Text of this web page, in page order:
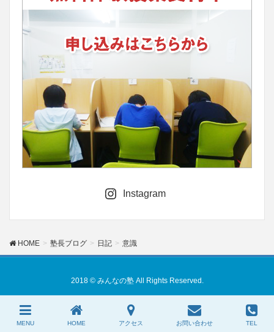
Instagram
HOME 塾長ブログ 日記 意識
2018 © みんなの塾 All Rights Reserved.
MENU HOME アクセス お問い合わせ TEL